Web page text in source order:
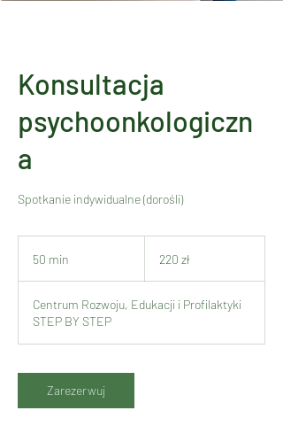
Konsultacja
psychoonkologiczn
a
Spotkanie indywidualne (dorośli)
50 min
i
n
polskich
220 zł
Centrum Rozwoju, Edukacji i Profilaktyki
STEP BY STEP
Zarezerwuj